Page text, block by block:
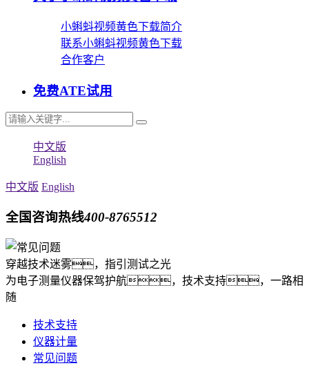
小蝌蚪视频黄色下载简介
联系小蝌蚪视频黄色下载
合作客户
免费ATE试用
中文版
English
中文版 English
全国咨询热线400-8765512
穿越技术迷雾，指引测试之光
为电子测量仪器保驾护航，技术支持，一路相
随
技术支持
仪器计量
常见问题